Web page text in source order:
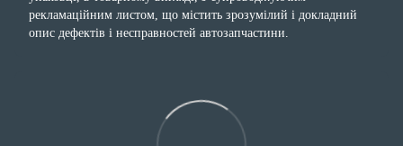
рекламаційним листом, що містить зрозумілий і докладний
опис дефектів і несправностей автозапчастини.